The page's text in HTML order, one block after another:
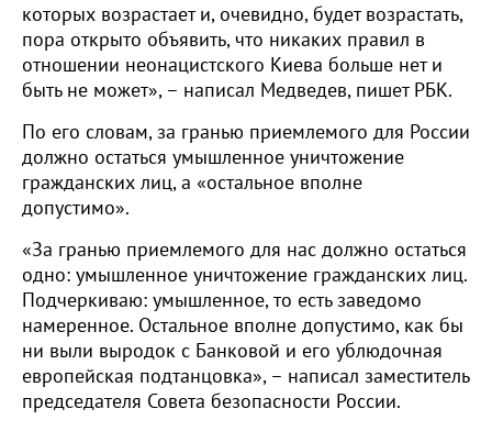
которых возрастает и, очевидно, будет возрастать,
пора открыто объявить, что никаких правил в
отношении неонацистского Киева больше нет и
быть не может», – написал Медведев, пишет РБК.
По его словам, за гранью приемлемого для России
должно остаться умышленное уничтожение
гражданских лиц, а «остальное вполне
допустимо».
«За гранью приемлемого для нас должно остаться
одно: умышленное уничтожение гражданских лиц.
Подчеркиваю: умышленное, то есть заведомо
намеренное. Остальное вполне допустимо, как бы
ни выли выродок с Банковой и его ублюдочная
европейская подтанцовка», – написал заместитель
председателя Совета безопасности России.